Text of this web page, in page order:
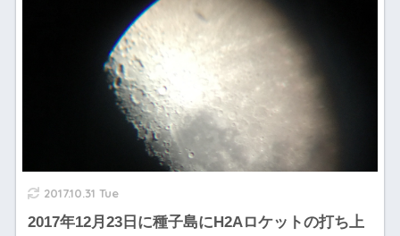
2017.10.31 Tue
2017年12月23日に種子島にH2Aロケットの打ち上